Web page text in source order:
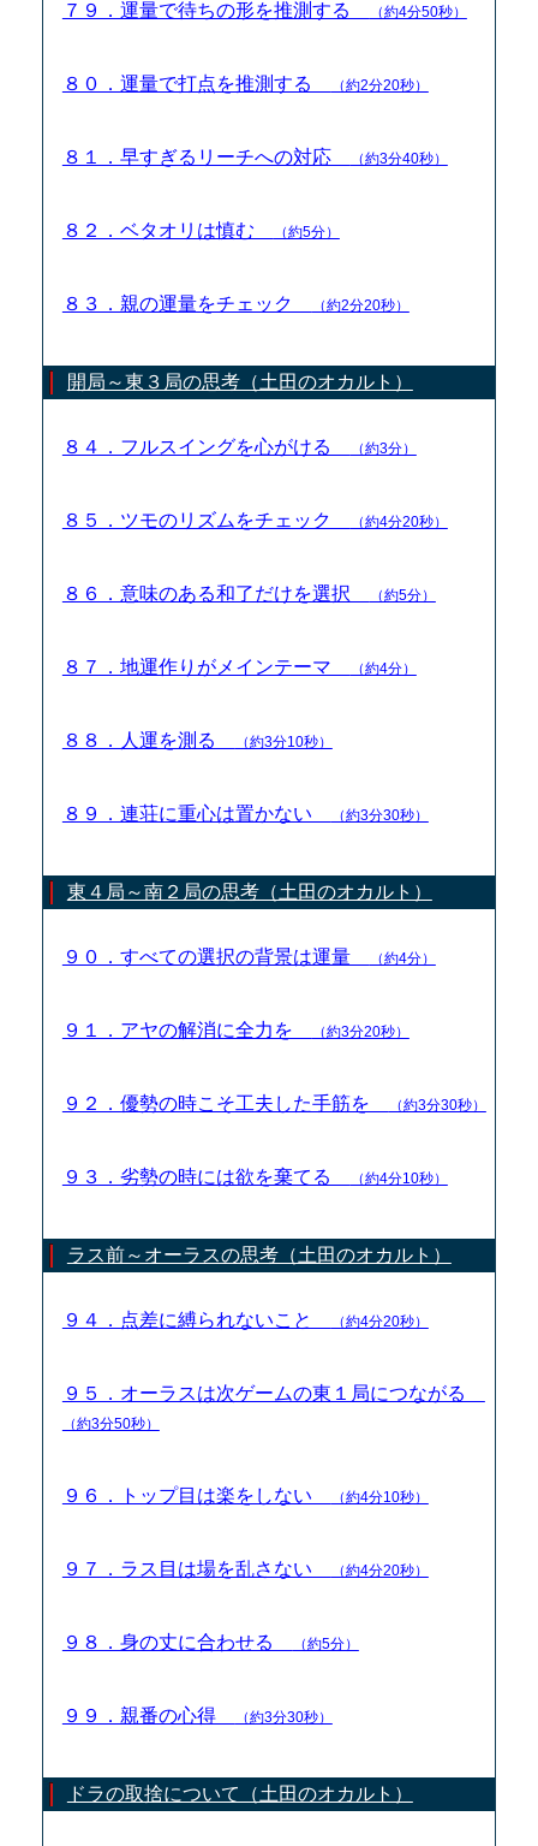
７９．運量で待ちの形を推測する （約4分50秒）
８０．運量で打点を推測する （約2分20秒）
８１．早すぎるリーチへの対応 （約3分40秒）
８２．ベタオリは慎む （約5分）
８３．親の運量をチェック （約2分20秒）
開局～東３局の思考（土田のオカルト）
８４．フルスイングを心がける （約3分）
８５．ツモのリズムをチェック （約4分20秒）
８６．意味のある和了だけを選択 （約5分）
８７．地運作りがメインテーマ （約4分）
８８．人運を測る （約3分10秒）
８９．連荘に重心は置かない （約3分30秒）
東４局～南２局の思考（土田のオカルト）
９０．すべての選択の背景は運量 （約4分）
９１．アヤの解消に全力を （約3分20秒）
９２．優勢の時こそ工夫した手筋を （約3分30秒）
９３．劣勢の時には欲を棄てる （約4分10秒）
ラス前～オーラスの思考（土田のオカルト）
９４．点差に縛られないこと （約4分20秒）
９５．オーラスは次ゲームの東１局につながる
（約3分50秒）
９６．トップ目は楽をしない （約4分10秒）
９７．ラス目は場を乱さない （約4分20秒）
９８．身の丈に合わせる （約5分）
９９．親番の心得 （約3分30秒）
ドラの取捨について（土田のオカルト）